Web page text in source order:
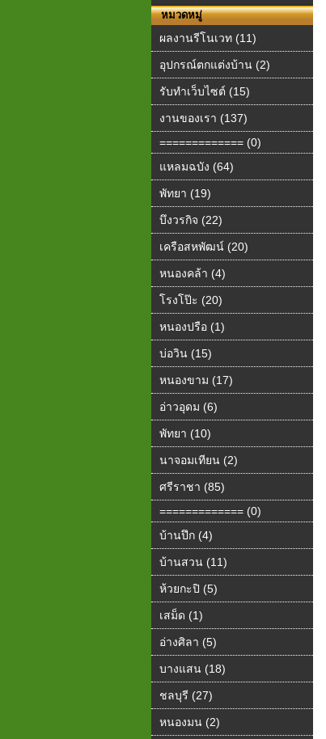
หมวดหมู่
ผลงานรีโนเวท (11)
อุปกรณ์ตกแต่งบ้าน (2)
รับทำเว็บไซต์ (15)
งานของเรา (137)
============= (0)
แหลมฉบัง (64)
พัทยา (19)
บึงวรกิจ (22)
เครือสหพัฒน์ (20)
หนองคล้า (4)
โรงโป๊ะ (20)
หนองปรือ (1)
บ่อวิน (15)
หนองขาม (17)
อ่าวอุดม (6)
พัทยา (10)
นาจอมเทียน (2)
ศรีราชา (85)
============= (0)
บ้านปึก (4)
บ้านสวน (11)
ห้วยกะปิ (5)
เสม็ด (1)
อ่างศิลา (5)
บางแสน (18)
ชลบุรี (27)
หนองมน (2)